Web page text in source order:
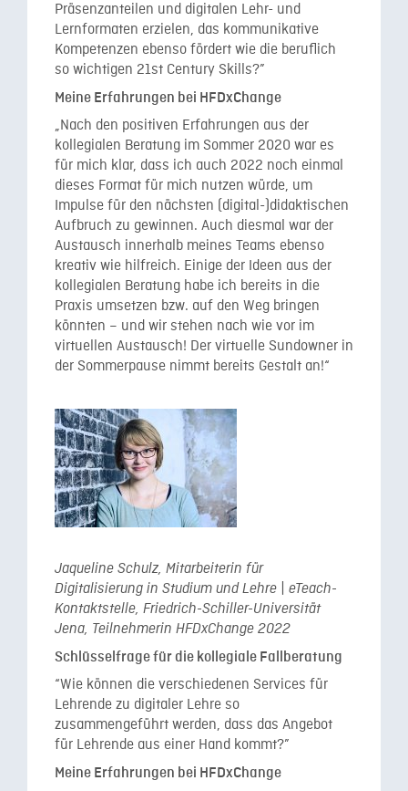
Präsenzanteilen und digitalen Lehr- und
Lernformaten erzielen, das kommunikative
Kompetenzen ebenso fördert wie die beruflich
so wichtigen 21st Century Skills?”
Meine Erfahrungen bei HFDxChange
„Nach den positiven Erfahrungen aus der
kollegialen Beratung im Sommer 2020 war es
für mich klar, dass ich auch 2022 noch einmal
dieses Format für mich nutzen würde, um
Impulse für den nächsten (digital-)didaktischen
Aufbruch zu gewinnen. Auch diesmal war der
Austausch innerhalb meines Teams ebenso
kreativ wie hilfreich. Einige der Ideen aus der
kollegialen Beratung habe ich bereits in die
Praxis umsetzen bzw. auf den Weg bringen
könnten – und wir stehen nach wie vor im
virtuellen Austausch! Der virtuelle Sundowner in
der Sommerpause nimmt bereits Gestalt an!“
Jaqueline Schulz, Mitarbeiterin für
Digitalisierung in Studium und Lehre | eTeach-
Kontaktstelle, Friedrich-Schiller-Universität
Jena, Teilnehmerin HFDxChange 2022
Schlüsselfrage für die kollegiale Fallberatung
“Wie können die verschiedenen Services für
Lehrende zu digitaler Lehre so
zusammengeführt werden, dass das Angebot
für Lehrende aus einer Hand kommt?”
Meine Erfahrungen bei HFDxChange